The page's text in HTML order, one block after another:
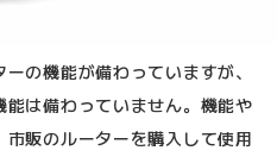
の機能が備わっていますが、
は備わっていません。機能や
販のルーターを購入して使用